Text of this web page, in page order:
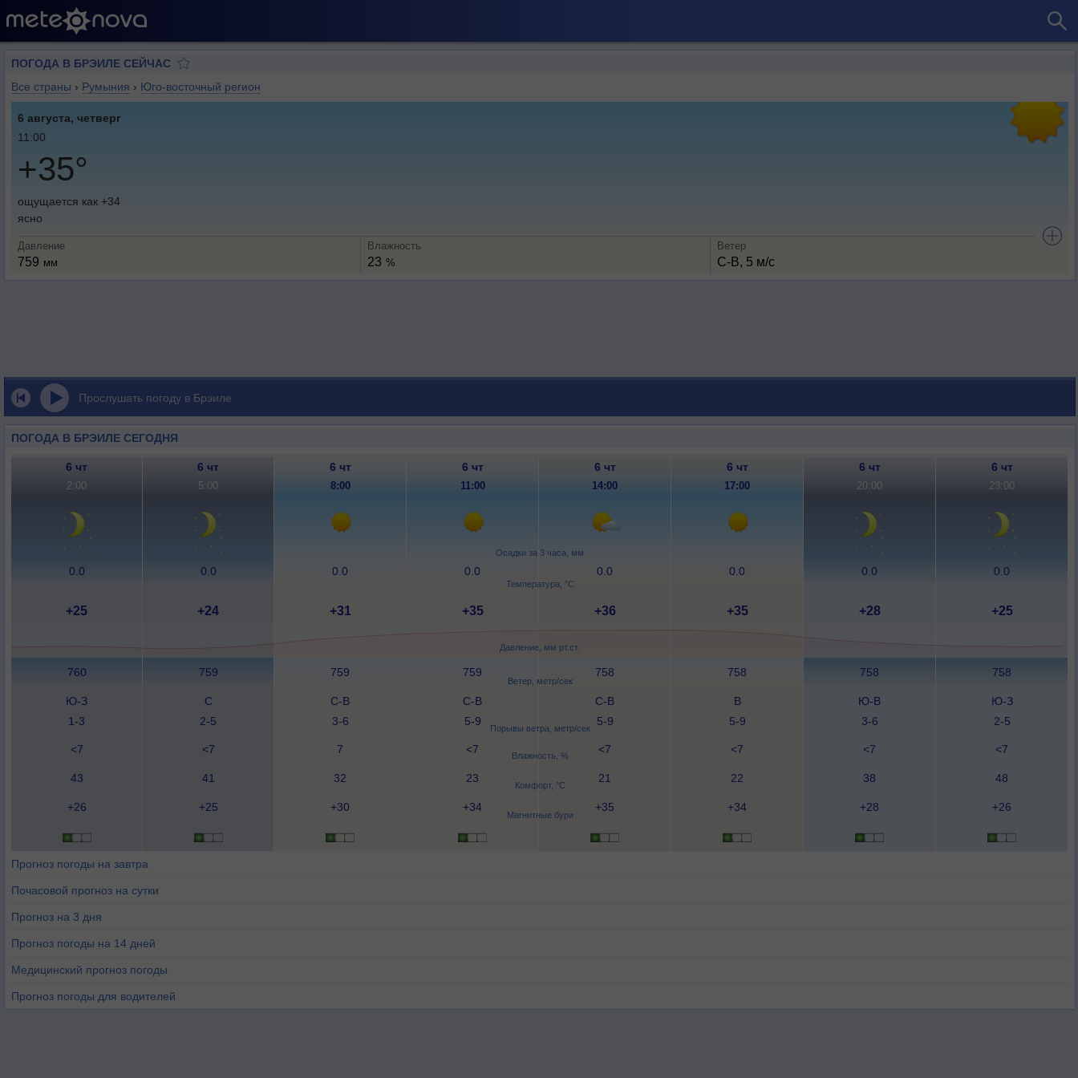
ПОГОДА В БРЭИЛЕ СЕЙЧАС
Все страны › Румыния › Юго-восточный регион
6 августа, четверг
11:00
+35°
ощущается как +34
ясно
Давление
759 мм
Влажность
23 %
Ветер
С-В, 5 м/с
Прослушать погоду в Брэиле
ПОГОДА В БРЭИЛЕ СЕГОДНЯ
Осадки за 3 часа, мм
Температура, °C
Давление, мм рт.ст.
Ветер, метр/сек
Порывы ветра, метр/сек
Влажность, %
Комфорт, °C
Магнитные бури
6 чт 6 чт 6 чт 6 чт 6 чт 6 чт 6 чт 6 чт
2:00 5:00 8:00 11:00 14:00 17:00 20:00 23:00
0.0 0.0 0.0 0.0 0.0 0.0 0.0 0.0
+25 +24 +31 +35 +36 +35 +28 +25
760 759 759 759 758 758 758 758
Ю-З
1-3
С
2-5
С-В
3-6
С-В
5-9
С-В
5-9
В
5-9
Ю-В
3-6
Ю-З
2-5
<7 <7 7 <7 <7 <7 <7 <7
43 41 32 23 21 22 38 48
+26 +25 +30 +34 +35 +34 +28 +26
Прогноз погоды на завтра
Почасовой прогноз на сутки
Прогноз на 3 дня
Прогноз погоды на 14 дней
Медицинский прогноз погоды
Прогноз погоды для водителей